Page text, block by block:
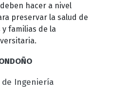
hacer a nivel
preservar la salud de
familias de la
de Ingeniería